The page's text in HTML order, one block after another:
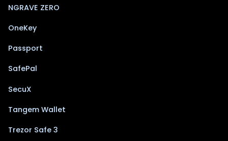
NGRAVE ZERO
OneKey
Passport
SafePal
SecuX
Tangem Wallet
Trezor Safe 3